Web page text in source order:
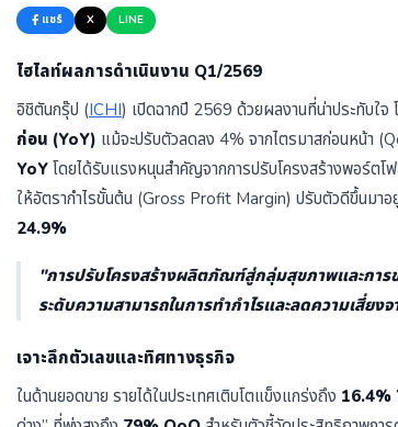
แชร์ X LINE
ไฮไลท์ผลการดำเนินงาน Q1/2569
อิชิตันกรุ๊ป (ICHI) เปิดฉากปี 2569 ด้วยผลงานที่น่าประทับใจ
ก่อน (YoY) แม้จะปรับตัวลดลง 4% จากไตรมาสก่อนหน้า
YoY โดยได้รับแรงหนุนสำคัญจากการปรับโครงสร้างพอร์ต
ให้อัตรากำไรขั้นต้น (Gross Profit Margin) ปรับตัวดีขึ้นมาอ
24.9%
"การปรับโครงสร้างผลิตภัณฑ์สู่กลุ่มสุขภาพและกา
ระดับความสามารถในการทำกำไรและลดความเสี่ยง
เจาะลึกตัวเลขและทิศทางธุรกิจ
ในด้านยอดขาย รายได้ในประเทศเติบโตแข็งแกร่งถึง 16.4%